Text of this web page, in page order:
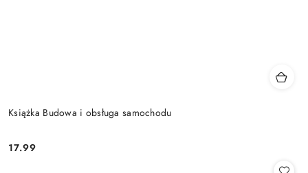
Książka Budowa i obsługa samochodu
Cena:
17.99